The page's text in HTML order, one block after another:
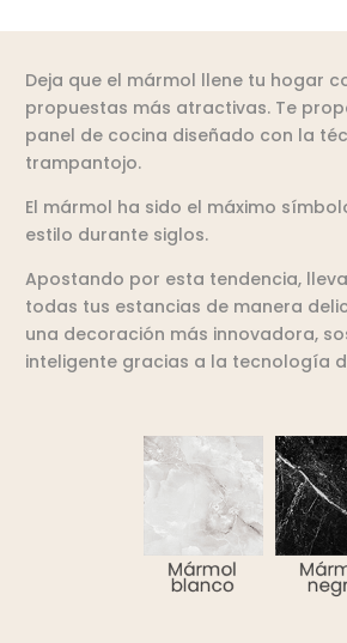
Deja que el mármol llene tu hogar
propuestas más atractivas. Te
panel de cocina diseñado con la
trampantojo.
El mármol ha sido el máximo
estilo durante siglos.
Apostando por esta tendencia,
todas tus estancias de manera
una decoración más innovadora,
inteligente gracias a la tecnología